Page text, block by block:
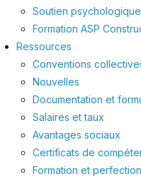
Soutien psychologique
Formation ASP
Ressources
Conventions
Nouvelles
Documentation et
Salaires et taux
Avantages sociaux
Certificats de
Formation et